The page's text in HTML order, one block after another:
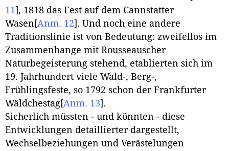
11] , 1818 das Fest auf dem Cannstatter
Wasen [Anm. 12] . Und noch eine andere
Traditionslinie ist von Bedeutung: zweifellos im
Zusammenhange mit Rousseauscher
Naturbegeisterung stehend, etablierten sich im
19. Jahrhundert viele Wald-, Berg-,
Frühlingsfeste, so 1792 schon der Frankfurter
Wäldchestag[Anm. 13] .
Sicherlich müssten - und könnten - diese
Entwicklungen detaillierter dargestellt,
Wechselbeziehungen und Verästelungen